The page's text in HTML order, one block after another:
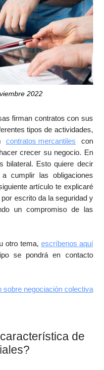
2022
firman contratos con sus
tipos de actividades,
contratos mercantiles con
crecer su negocio. En
bilateral. Esto quiere decir
cumplir las obligaciones
artículo te explicaré
escrito da la seguridad y
un compromiso de las
otro tema, escríbenos aquí
se pondrá en contacto
sobre negociación colectiva
de